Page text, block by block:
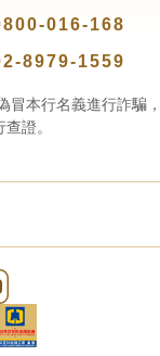
016-168
8979-1559
冒本行名義進行詐騙
證。
官方帳號
官方帳號